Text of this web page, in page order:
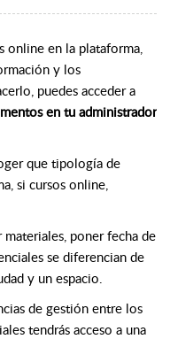
online en la plataforma,
y los
puedes acceder a
en tu administrador
que tipología de
si cursos online,
materiales, poner fecha de
se diferencian de
y un espacio.
de gestión entre los
tendrás acceso a una